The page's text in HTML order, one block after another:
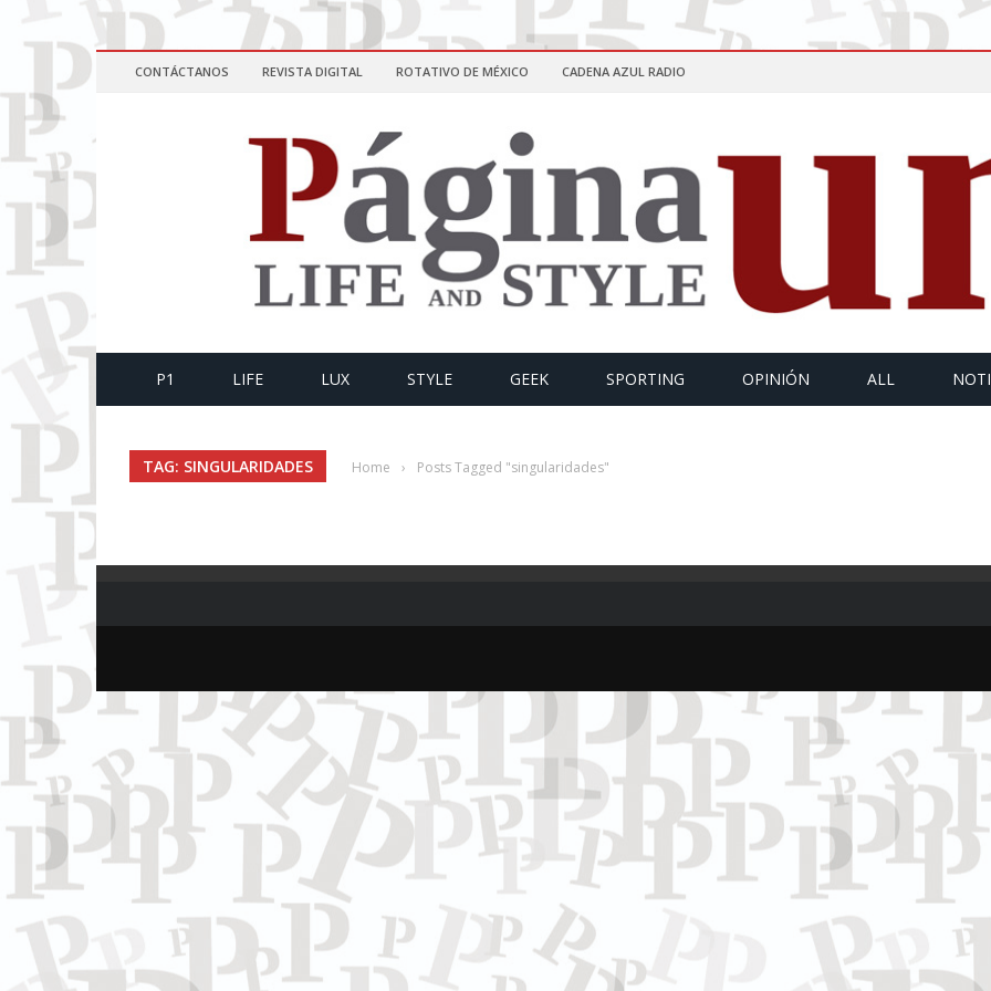
CONTÁCTANOS REVISTA DIGITAL ROTATIVO DE MÉXICO CADENA AZUL RADIO
P1 LIFE LUX STYLE GEEK SPORTING OPINIÓN ALL
TAG: SINGULARIDADES Home › Posts Tagged "singularidades"